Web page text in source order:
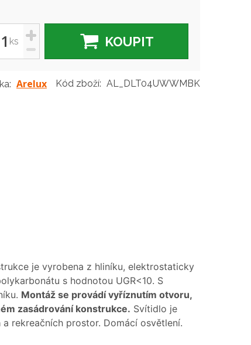
ks
+
-
KOUPIT
Arelux Kód zboží: AL_DLT04UWWMBK
je vyrobena z hliníku, elektrostaticky
s hodnotou UGR<10. S
Montáž se provádí vyříznutím otvoru,
zasádrování konstrukce. Svítidlo je
rekreačních prostor. Domácí osvětlení.